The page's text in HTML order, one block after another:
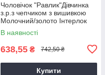
Чоловічок "Равлик"Дівчинка
з.р.з чепчиком з вишивкою
Молочний/золото Інтерлок
арт.27077646 Зріст 56-38(р)
В наявності
638,55 ₴ 742,50 ₴
Купити